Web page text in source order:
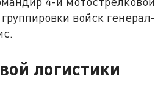
войск генерал-
логистики